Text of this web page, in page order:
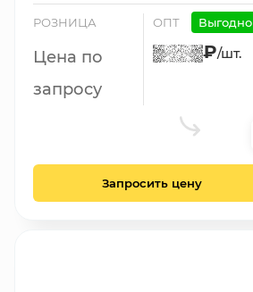
РОЗНИЦА
Цена по
запросу
ОПТ Выгодно
₽/шт.
Запросить цену